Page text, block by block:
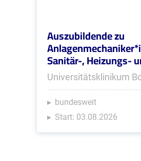
Auszubildende zu
Sanitär-, Heizungs-
Universitätsklinikum
bundesweit
Start: 03.08.2026